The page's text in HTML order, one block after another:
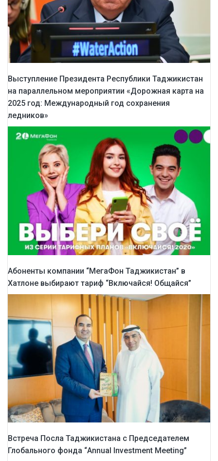
Выступление Президента Республики Таджикистан
на параллельном мероприятии «Дорожная карта на
2025 год: Международный год сохранения
ледников»
Абоненты компании “МегаФон Таджикистан” в
Хатлоне выбирают тариф “Включайся! Общайся”
Встреча Посла Таджикистана с Председателем
Глобального фонда “Annual Investment Meeting”